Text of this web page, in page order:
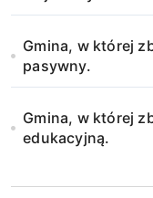
Gmina, w której
pasywny.
Gmina, w której
edukacyjną.